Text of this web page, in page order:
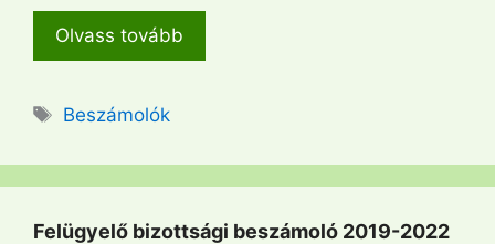
Olvass tovább
Címkék
Beszámolók
Felügyelő bizottsági beszámoló 2019-2022